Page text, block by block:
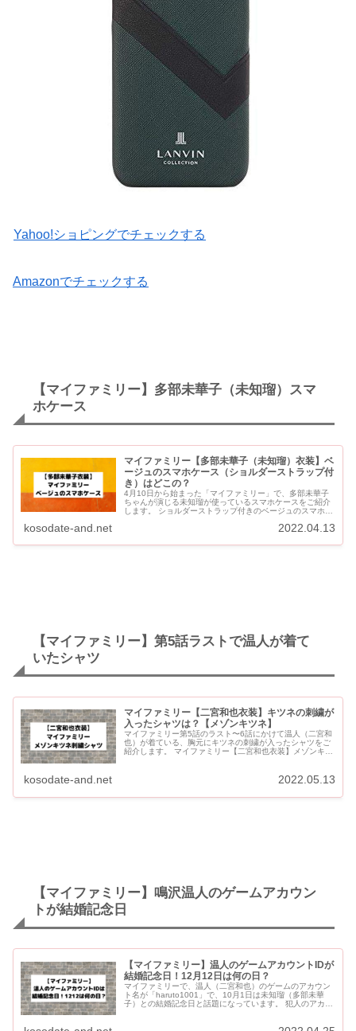
Yahoo!ショピングでチェックする
Amazonでチェックする
【マイファミリー】多部未華子（未知瑠）スマ
ホケース
マイファミリー【多部未華子（未知瑠）衣装】ベ
ージュのスマホケース（ショルダーストラップ付
き）はどこの？
4月10日から始まった「マイファミリー」で、多部未華子
ちゃんが演じる未知瑠が使っているスマホケースをご紹介
します。 ショルダーストラップ付きのベージュのスマホケ
kosodate-and.net 2022.04.13
【マイファミリー】第5話ラストで温人が着て
いたシャツ
マイファミリー【二宮和也衣装】キツネの刺繍が
入ったシャツは？【メゾンキツネ】
マイファミリー第5話のラスト〜6話にかけて温人（二宮和
也）が着ている、胸元にキツネの刺繍が入ったシャツをご
紹介します。 マイファミリー【二宮和也衣装】メゾンキツ
kosodate-and.net 2022.05.13
【マイファミリー】鳴沢温人のゲームアカウン
トが結婚記念日
【マイファミリー】温人のゲームアカウントIDが
結婚記念日！12月12日は何の日？
マイファミリーで、温人（二宮和也）のゲームのアカウン
ト名が「haruto1001」で、10月1日は未知瑠（多部未華
子）との結婚記念日と話題になっています。 犯人のアカウ